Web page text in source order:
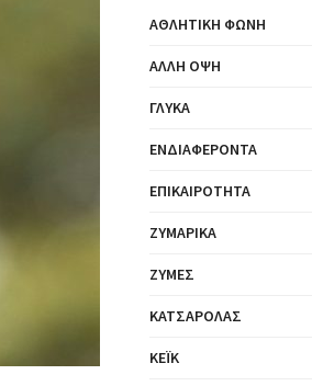
ΑΘΛΗΤΙΚΉ ΦΩΝΉ
ΆΛΛΗ ΌΨΗ
ΓΛΥΚΆ
ΕΝΔΙΑΦΈΡΟΝΤΑ
ΕΠΙΚΑΙΡΌΤΗΤΑ
ΖΥΜΑΡΙΚΆ
ΖΎΜΕΣ
ΚΑΤΣΑΡΌΛΑΣ
ΚΈΙΚ